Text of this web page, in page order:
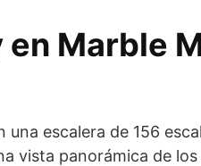
Marble
escalera de 156
vista panorámica de